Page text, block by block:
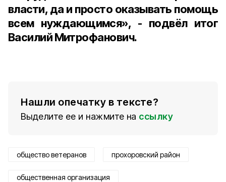
власти, да и просто оказывать помощь
всем нуждающимся», - подвёл итог
Василий Митрофанович.
Нашли опечатку в тексте?
Выделите ее и нажмите на ссылку
общество ветеранов прохоровский район
общественная организация